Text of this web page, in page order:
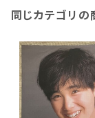
同じカテゴリの